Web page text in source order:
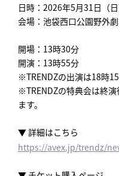
日時：2026年5月31日（日
会場：池袋西口公園野外劇
開場：13時30分
開演：13時55分
※TRENDZの出演は18時
※TRENDZの特典会は終
ます。
▼ 詳細はこちら
https://avex.jp/trendz/